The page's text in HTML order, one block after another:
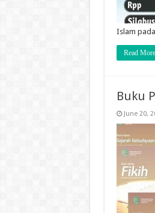
Islam
Read
Buku
June 20,